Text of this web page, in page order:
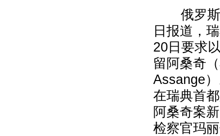
俄罗斯
日报道，
20日要求
留阿桑奇
Assange
在瑞典首
阿桑奇案
检察官玛